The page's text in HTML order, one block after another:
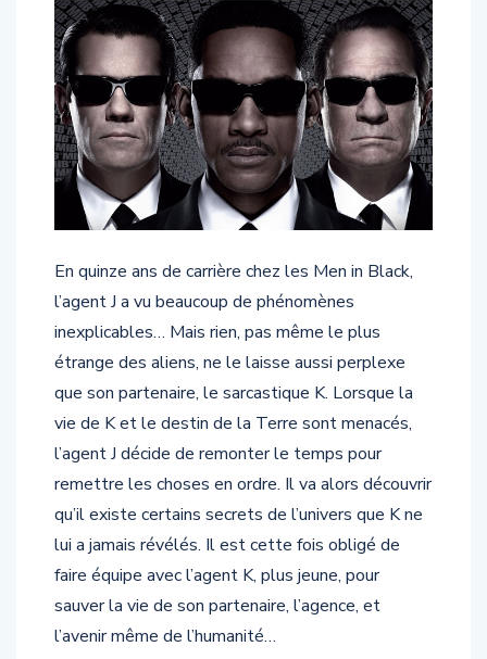
l’agent J a vu beaucoup de phénomènes
inexplicables… Mais rien, pas même le plus
étrange des aliens, ne le laisse aussi perplexe
que son partenaire, le sarcastique K. Lorsque la
vie de K et le destin de la Terre sont menacés,
l’agent J décide de remonter le temps pour
remettre les choses en ordre. Il va alors découvrir
qu’il existe certains secrets de l’univers que K ne
lui a jamais révélés. Il est cette fois obligé de
faire équipe avec l’agent K, plus jeune, pour
sauver la vie de son partenaire, l’agence, et
l’avenir même de l’humanité…